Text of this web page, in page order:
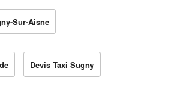
Sur-Aisne
Devis Taxi Sugny